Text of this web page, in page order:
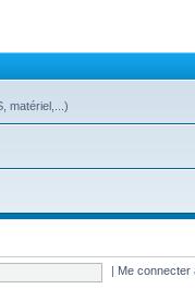
matériel,...)
Me connecter